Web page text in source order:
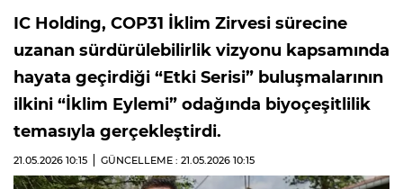
IC Holding, COP31 İklim Zirvesi sürecine
uzanan sürdürülebilirlik vizyonu kapsamında
hayata geçirdiği “Etki Serisi” buluşmalarının
ilkini “İklim Eylemi” odağında biyoçeşitlilik
temasıyla gerçekleştirdi.
21.05.2026 10:15 GÜNCELLEME : 21.05.2026 10:15